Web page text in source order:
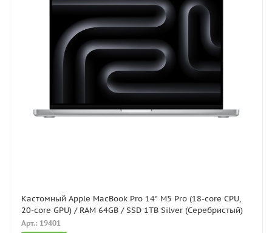
Кастомный Apple MacBook Pro 14" M5 Pro (18-core CPU,
20-core GPU) / RAM 64GB / SSD 1TB Silver (Серебристый)
Арт.: 19401